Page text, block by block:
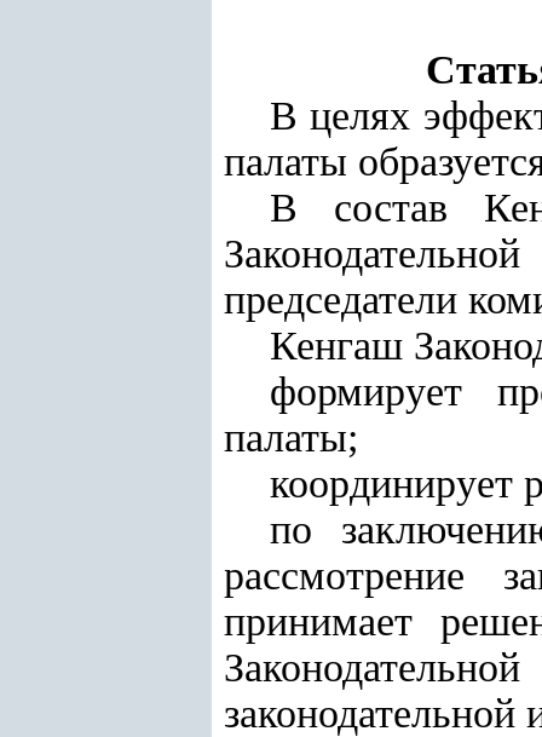
В целях
палаты
В состав
председатели
Кенгаш
формирует
палаты;
координирует
по
рассмотрение
принимает
законодательной